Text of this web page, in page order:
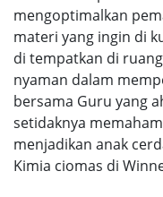
mengoptimalkan
materi yang ingin di
di tempatkan di
nyaman dalam
bersama Guru yang
setidaknya
menjadikan anak
Kimia ciomas di